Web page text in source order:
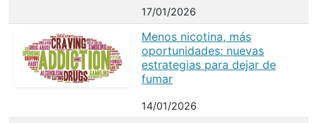
17/01/2026
Menos nicotina, más
oportunidades: nuevas
estrategias para dejar de
fumar
14/01/2026